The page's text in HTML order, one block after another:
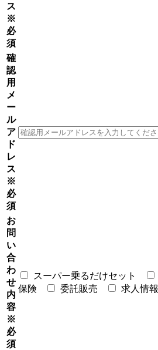
ス
※
必
須
確
認
用
メ
ー
ル
ア
ド
レ
ス
※
必
須
お
問
い
合
わ
せ
内
容
※
必
須
スーパー乗るだけセット
保険
委託販売 求人情報